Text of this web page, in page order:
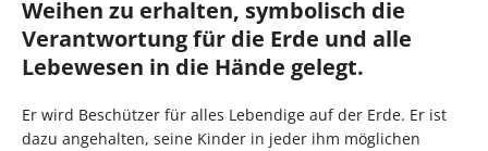
Weihen zu erhalten, symbolisch die
Verantwortung für die Erde und alle
Lebewesen in die Hände gelegt.
Er wird Beschützer für alles Lebendige auf der Erde. Er ist
dazu angehalten, seine Kinder in jeder ihm möglichen